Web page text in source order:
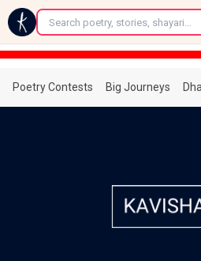
←
Poetry Contests Big Journeys